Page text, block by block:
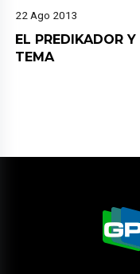
22 Ago 2013
EL PREDIKADOR
TEMA